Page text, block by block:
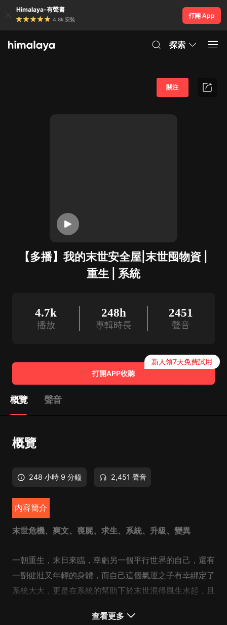
Himalaya-有聲書
4.8k 安裝
打開 App
探索
【多播】我的末世安全屋|末世囤物資 |
重生 | 系統
關注
4.7k
播放
248h
專輯時長
2451
聲音
打開APP收聽
新人領7天免費試用
概覽 聲音
概覽
248 小時 9 分鐘 2,451 聲音
內容簡介
末世危機、爽文、喪屍、求生、系統、升級、變異
一朝重生，末日來臨，幸虧另一個平行世界的自己，還有
一副健壯又年輕的身體，而自己這個氣運之子有幸綁定了
系統大大，更是在系統的幫助下於末世混得風生水起，且
查看更多